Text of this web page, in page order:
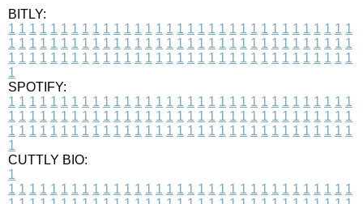
BITLY:
1 1 1 1 1 1 1 1 1 1 1 1 1 1 1 1 1 1 1 1 1 1 1 1 1 1 1 1 1 1 1 1 1
1 1 1 1 1 1 1 1 1 1 1 1 1 1 1 1 1 1 1 1 1 1 1 1 1 1 1 1 1 1 1 1 1
1 1 1 1 1 1 1 1 1 1 1 1 1 1 1 1 1 1 1 1 1 1 1 1 1 1 1 1 1 1 1 1 1
1
SPOTIFY:
1 1 1 1 1 1 1 1 1 1 1 1 1 1 1 1 1 1 1 1 1 1 1 1 1 1 1 1 1 1 1 1 1
1 1 1 1 1 1 1 1 1 1 1 1 1 1 1 1 1 1 1 1 1 1 1 1 1 1 1 1 1 1 1 1 1
1 1 1 1 1 1 1 1 1 1 1 1 1 1 1 1 1 1 1 1 1 1 1 1 1 1 1 1 1 1 1 1 1
1
CUTTLY BIO:
1
1 1 1 1 1 1 1 1 1 1 1 1 1 1 1 1 1 1 1 1 1 1 1 1 1 1 1 1 1 1 1 1 1